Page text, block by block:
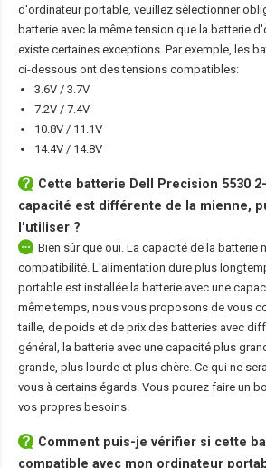
d'ordinateur portable, veuillez sélectionner
batterie avec la même tension que la batterie
existe certaines exceptions. Par exemple, les
ci-dessous ont des tensions compatibles:
3.6V / 3.7V
7.2V / 7.4V
10.8V / 11.1V
14.4V / 14.8V
Cette batterie Dell Precision 5530
capacité est différente de la mienne,
l'utiliser ?
Bien sûr que oui. La capacité de la batterie
compatibilité. L'alimentation dure plus
portable est installée la batterie avec une
même temps, nous vous proposons de vous
taille, de poids et de prix des batteries avec
général, la batterie avec une capacité plus
grande, plus lourde et plus chère. Ce qui ne
vous à certains égards. Vous pourez faire un
vos propres besoins.
Comment puis-je vérifier si cette
compatible avec mon ordinateur